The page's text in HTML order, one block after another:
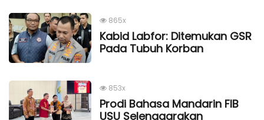
865x
Kabid Labfor: Ditemukan GSR
Pada Tubuh Korban
853x
Prodi Bahasa Mandarin FIB
USU Selenggarakan